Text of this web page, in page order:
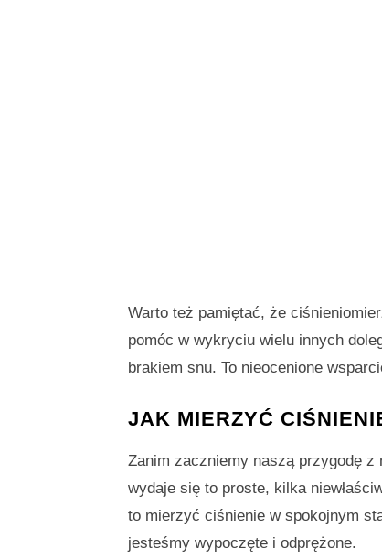
Warto też pamiętać, że
pomóc w wykryciu wielu innych
brakiem snu. To nieocenione
JAK MIERZYĆ
Zanim zaczniemy naszą przygodę
wydaje się to proste, kilka
to mierzyć ciśnienie w spokojnym
jesteśmy wypoczęte i odprężone.